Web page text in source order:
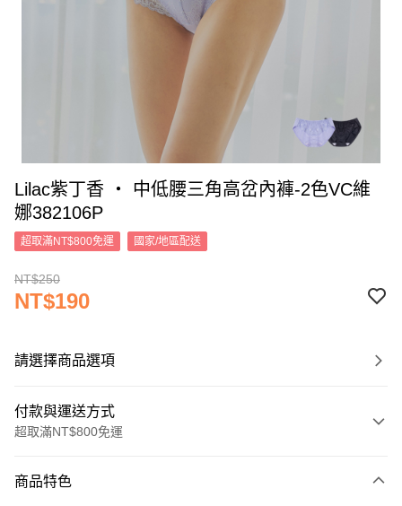
Lilac紫丁香 ‧ 中低腰三角高岔內褲-2色VC維
娜382106P
超取滿NT$800免運 國家/地區配送
NT$250
NT$190
請選擇商品選項
付款與運送方式
超取滿NT$800免運
信用卡一次付款
商品特色